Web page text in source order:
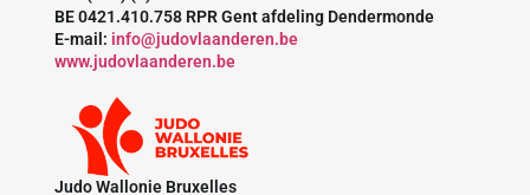
BE 0421.410.758 RPR Gent afdeling Dendermonde
E-mail: info@judovlaanderen.be
www.judovlaanderen.be
Judo Wallonie Bruxelles